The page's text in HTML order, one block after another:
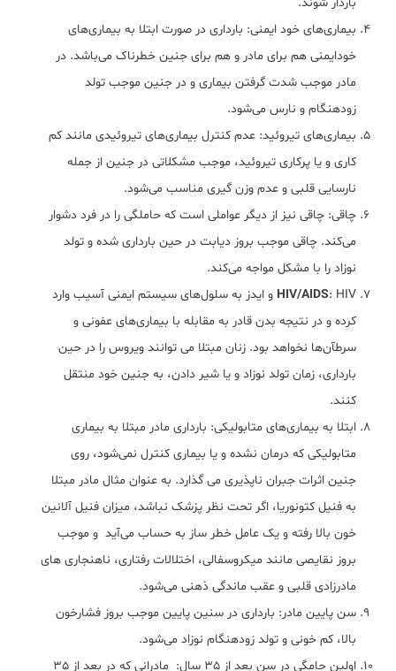
بیماری‌های خود ایمنی: بارداری در صورت ابتلا به بیماری‌های
خودایمنی هم برای مادر و هم برای جنین خطرناک می‌باشد. در
مادر موجب شدت گرفتن بیماری و در جنین موجب تولد
زودهنگام و نارس می‌شود.
بیماری‌های تیروئید: عدم کنترل بیماری‌های تیروئیدی مانند کم
کاری و یا پرکاری تیروئید، موجب مشکلاتی در جنین از جمله
نارسایی قلبی و عدم وزن گیری مناسب می‌شود.
چاقی: چاقی نیز از دیگر عواملی است که حاملگی را در فرد دشوار
می‌کند. چاقی موجب بروز دیابت در حین بارداری شده و تولد
نوزاد را با مشکل مواجه می‌کند.
HIV/AIDS : HIV و ایدز به سلول‌های سیستم ایمنی آسیب وارد
کرده و در نتیجه بدن قادر به مقابله با بیماری‌های عفونی و
سرطآن‌ها نخواهد بود. زنان مبتلا می توانند ویروس را در حین
بارداری، زمان تولد نوزاد و یا شیر دادن، به جنین خود منتقل
کنند.
ابتلا به بیماری‌های متابولیکی: بارداری مادر مبتلا به بیماری
متابولیکی که درمان نشده و یا بیماری کنترل نمی‌شود، روی
جنین اثرات جبران ناپذیری می گذارد. به عنوان مثال مادر مبتلا
به فنیل کتونوریا، اگر تحت نظر پزشک نباشد، میزان فنیل آلانین
خون بالا رفته و یک عامل خطر ساز به حساب می‌آید و موجب
بروز نقایصی مانند میکروسفالی، اختلالات رفتاری، ناهنجاری های
مادرزادی قلبی و عقب ماندگی ذهنی می‌شود.
سن پایین مادر: بارداری در سنین پایین موجب بروز فشارخون
بالا، کم خونی و تولد زودهنگام نوزاد می‌شود.
اولین حامگی در سن بعد از 35 سال: مادرانی که در بعد از 35